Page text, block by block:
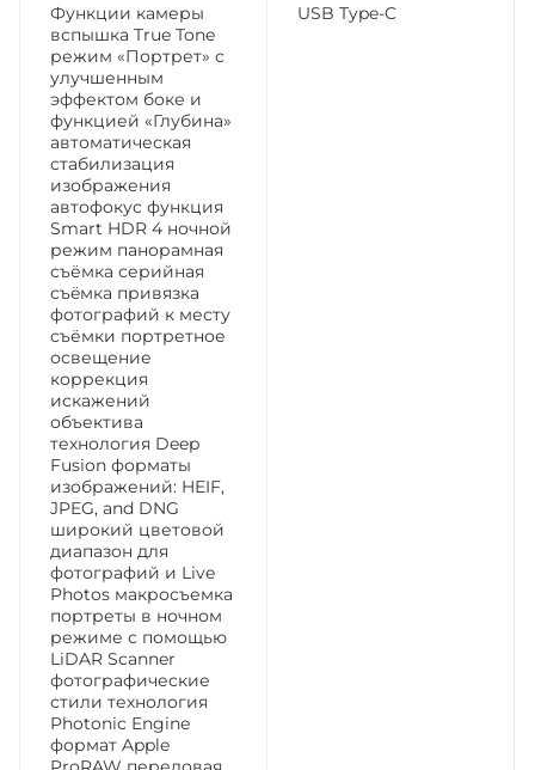
Функции камеры
вспышка True Tone
режим «Портрет» с
улучшенным
эффектом боке и
функцией «Глубина»
автоматическая
стабилизация
изображения
автофокус функция
Smart HDR 4 ночной
режим панорамная
съёмка серийная
съëмка привязка
фотографий к месту
съёмки портретное
освещение
коррекция
искажений
объектива
технология Deep
Fusion форматы
изображений: HEIF,
JPEG, and DNG
широкий цветовой
диапазон для
фотографий и Live
Photos макросъемка
портреты в ночном
режиме с помощью
LiDAR Scanner
фотографические
стили технология
Photonic Engine
формат Apple
USB Type-C